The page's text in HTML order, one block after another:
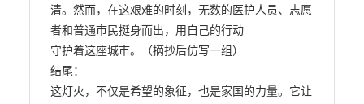
清。然而，在这艰难的时刻，无数的医护人员、志愿
者和普通市民挺身而出，用自己的行动
守护着这座城市。（摘抄后仿写一组）
结尾：
这灯火，不仅是希望的象征，也是家国的力量。它让